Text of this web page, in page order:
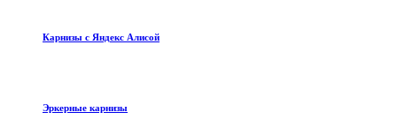
Карнизы с Яндекс Алисой
Эркерные карнизы